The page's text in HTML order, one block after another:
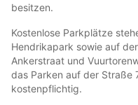
besitzen.
Kostenlose Parkplätze
Hendrikapark sowie auf
Ankerstraat und
das Parken auf der Straße
kostenpflichtig.